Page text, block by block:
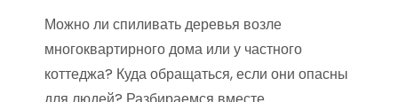
Можно ли спиливать деревья возле
многоквартирного дома или у частного
коттеджа? Куда обращаться, если они опасны